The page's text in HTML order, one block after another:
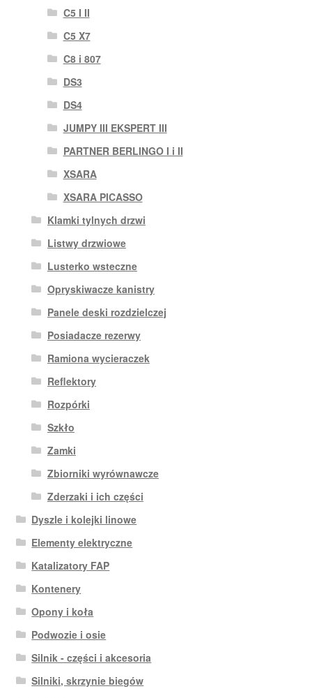
C5 I II
C5 X7
C8 i 807
DS3
DS4
JUMPY III EKSPERT III
PARTNER BERLINGO I i II
XSARA
XSARA PICASSO
Klamki tylnych drzwi
Listwy drzwiowe
Lusterko wsteczne
Opryskiwacze kanistry
Panele deski rozdzielczej
Posiadacze rezerwy
Ramiona wycieraczek
Reflektory
Rozpórki
Szkło
Zamki
Zbiorniki wyrównawcze
Zderzaki i ich części
Dyszle i kolejki linowe
Elementy elektryczne
Katalizatory FAP
Kontenery
Opony i koła
Podwozie i osie
Silnik - części i akcesoria
Silniki, skrzynie biegów